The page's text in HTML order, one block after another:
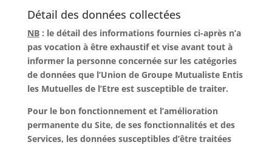
Détail des données collectées
NB: le détail des informations fournies ci-après n’a
pas vocation à être exhaustif et vise avant tout à
informer la personne concernée sur les catégories
de données que l’Union de Groupe Mutualiste Entis
les Mutuelles de l’Etre est susceptible de traiter.
Pour le bon fonctionnement et l’amélioration
permanente du Site, de ses fonctionnalités et des
Services, les données susceptibles d’être traitées